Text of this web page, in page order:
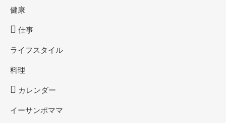
健康
仕事
ライフスタイル
料理
カレンダー
イーサンポママ